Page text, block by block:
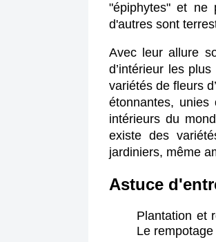
"épiphytes" et ne
d'autres sont
Avec leur allure
d’intérieur les
variétés de fleurs
étonnantes,
intérieurs du
existe des
jardiniers, même
Astuce
Plantation et
Le